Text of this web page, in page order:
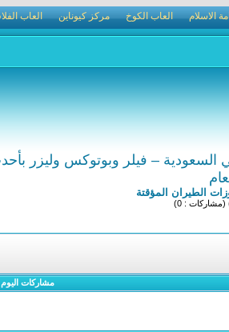
الاسلام العاب الكوخ مركز كيوناين العاب
– فيلر وبوتوكس وليزر
الطيران المؤقتة
(مشاركات : 0)
مشاركات اليوم